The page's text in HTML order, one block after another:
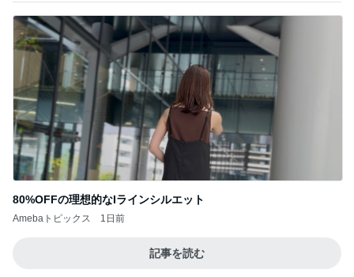
80%OFFの理想的なIラインシルエット
Amebaトピックス 1日前
記事を読む